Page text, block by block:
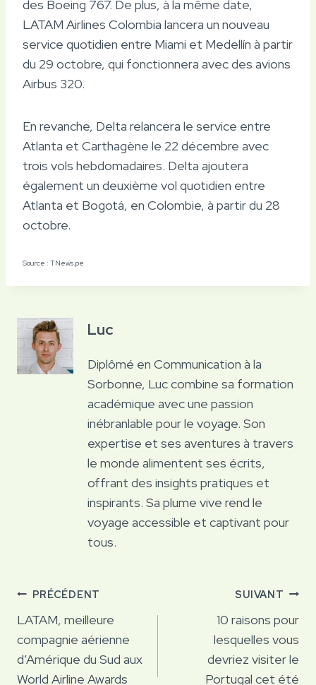
des Boeing 767. De plus, à la même date,
LATAM Airlines Colombia lancera un nouveau
service quotidien entre Miami et Medellín à partir
du 29 octobre, qui fonctionnera avec des avions
Airbus 320.
En revanche, Delta relancera le service entre
Atlanta et Carthagène le 22 décembre avec
trois vols hebdomadaires. Delta ajoutera
également un deuxième vol quotidien entre
Atlanta et Bogotá, en Colombie, à partir du 28
octobre.
Source : TNews.pe
Luc
Diplômé en Communication à la
Sorbonne, Luc combine sa formation
académique avec une passion
inébranlable pour le voyage. Son
expertise et ses aventures à travers
le monde alimentent ses écrits,
offrant des insights pratiques et
inspirants. Sa plume vive rend le
voyage accessible et captivant pour
tous.
Navigation
de
l’article
PRÉCÉDENT
LATAM, meilleure
compagnie aérienne
d’Amérique du Sud aux
World Airline Awards
SUIVANT
10 raisons pour
lesquelles vous
devriez visiter le
Portugal cet été